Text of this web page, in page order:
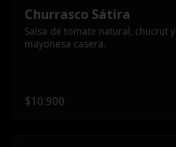
Churrasco Sátira
Salsa de tomate natural, chucrut y
mayonesa casera.
$10.900